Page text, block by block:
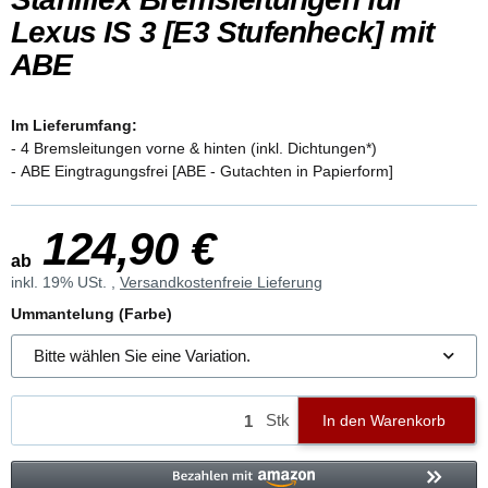
Lexus IS 3 [E3 Stufenheck] mit
ABE
Im Lieferumfang:
- 4 Bremsleitungen vorne & hinten (inkl. Dichtungen*)
- ABE Eingtragungsfrei [ABE - Gutachten in Papierform]
ab 124,90 €
inkl. 19% USt. , Versandkostenfreie Lieferung
Ummantelung (Farbe)
Bitte wählen Sie eine Variation.
Stk In den Warenkorb